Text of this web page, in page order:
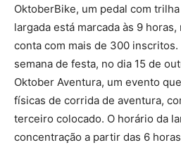
OktoberBike, um pedal com
largada está marcada às 9
conta com mais de 300
semana de festa, no dia 15 de
Oktober Aventura, um evento
físicas de corrida de aventura,
terceiro colocado. O horário da
concentração a partir das 6